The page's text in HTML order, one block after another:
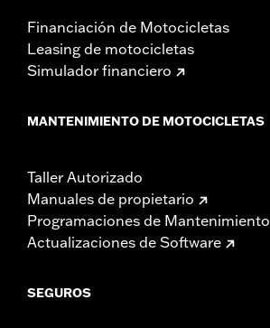
Financiación de Motocicletas
Leasing de motocicletas
Simulador financiero
MANTENIMIENTO DE MOTOCICLETAS
Taller Autorizado
Manuales de propietario
Programaciones de Mantenimiento
Actualizaciones de Software
SEGUROS